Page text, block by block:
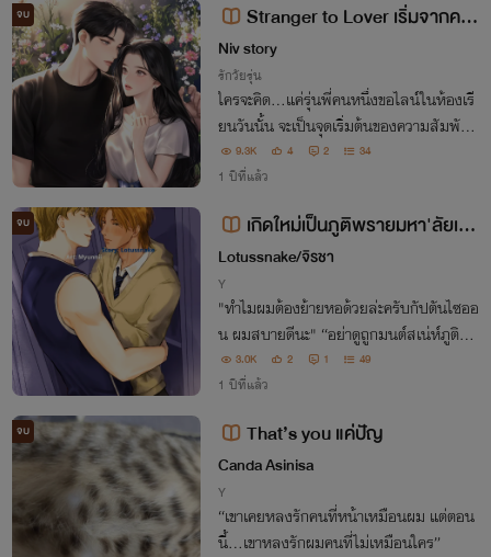
จบ
Stranger to Lover เริ่มจากคนแ
ปลกหน้า...จบที่คนรู้ใจ
Niv story
รักวัยรุ่น
ใครจะคิด...แค่รุ่นพี่คนหนึ่งขอไลน์ในห้องเรี
ยนวันนั้น จะเป็นจุดเริ่มต้นของความสัมพัธ์ที่
ทั้งอบอุ่นและวุ่นวาย แต่ความรักที่เริ่มต้นจา
กคนแปลกหน้า...จะจบด้วยรอยยิ้ม หรือหย
9.3K 4 2 34
1 ปีที่แล้ว
จบ
เกิดใหม่เป็นภูติพรายมหา'ลัยเท
พเจ้า (วาย NC เทพกรีก, pwp, มีอีบุ๊
ค)
Lotussnake/จิรชา
Y
"ทำไมผมต้องย้ายหอด้วยล่ะครับกัปตันไซออ
น ผมสบายดีนะ" “อย่าดูถูกมนต์สเน่ห์ภูติพร
ายนักเลยเด็กน้อย ไว้ให้นายควบคุมมันได้ดีก
ว่านี้ ค่อยไปเจอเพื่อน ถ้าไม่ระวัง เดี๋ยวได้ท้อ
3.0K 2 1 49
1 ปีที่แล้ว
จบ That’s you แค่ปัญ
Canda Asinisa
Y
“เขาเคยหลงรักคนที่หน้าเหมือนผม แต่ตอน
นี้...เขาหลงรักผมคนที่ไม่เหมือนใคร”